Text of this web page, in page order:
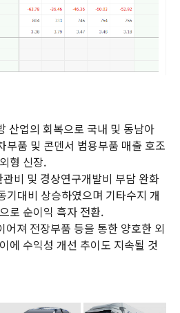
산업의 회복으로 국내 및 동남아
부품 및 콘덴서 범용부품 매출 호조
형 신장.
비 및 경상연구개발비 부담 완화
기대비 상승하였으며 기타수지 개
로 순이익 흑자 전환.
져 전장부품 등을 통한 양호한 외
에 수익성 개선 추이도 지속될 것